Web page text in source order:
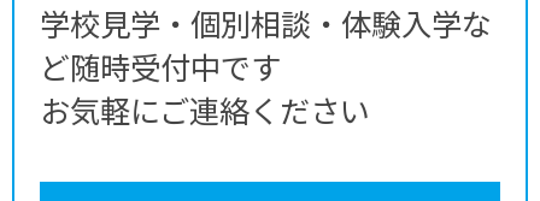
学校見学・個別相談・体験入学な
ど随時受付中です
お気軽にご連絡ください